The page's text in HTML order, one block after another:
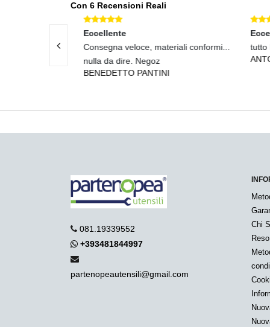
Con 6 Recensioni Reali
Eccellente
Consegna veloce, materiali conformi...
nulla da dire. Negoz
BENEDETTO PANTINI
tutto
081.19339552
+393481844997
partenopeautensili@gmail.com
Chi